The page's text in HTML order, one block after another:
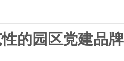
的园区党建品牌